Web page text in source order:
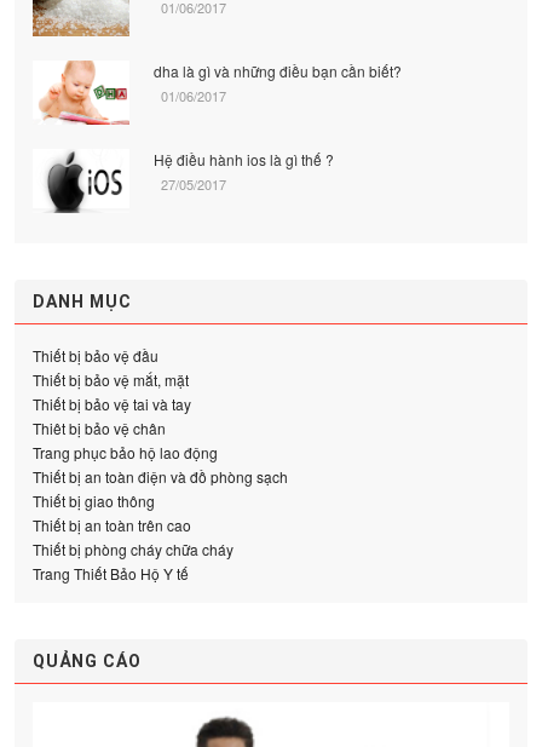
01/06/2017
dha là gì và những điều bạn cần biết?
01/06/2017
Hệ điều hành ios là gì thế ?
27/05/2017
DANH MỤC
Thiết bị bảo vệ đầu
Thiết bị bảo vệ mắt, mặt
Thiết bị bảo vệ tai và tay
Thiêt bị bảo vệ chân
Trang phục bảo hộ lao động
Thiết bị an toàn điện và đồ phòng sạch
Thiết bị giao thông
Thiết bị an toàn trên cao
Thiết bị phòng cháy chữa cháy
Trang Thiết Bảo Hộ Y tế
QUẢNG CÁO